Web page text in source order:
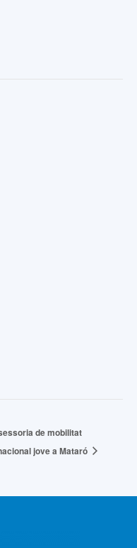
de mobilitat
jove a Mataró